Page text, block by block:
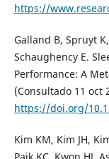
https://
Galland B, Spruyt
Schaughency E.
Performance: A
(Consultado 11 oct
https://doi.org/
Kim KM, Kim JH,